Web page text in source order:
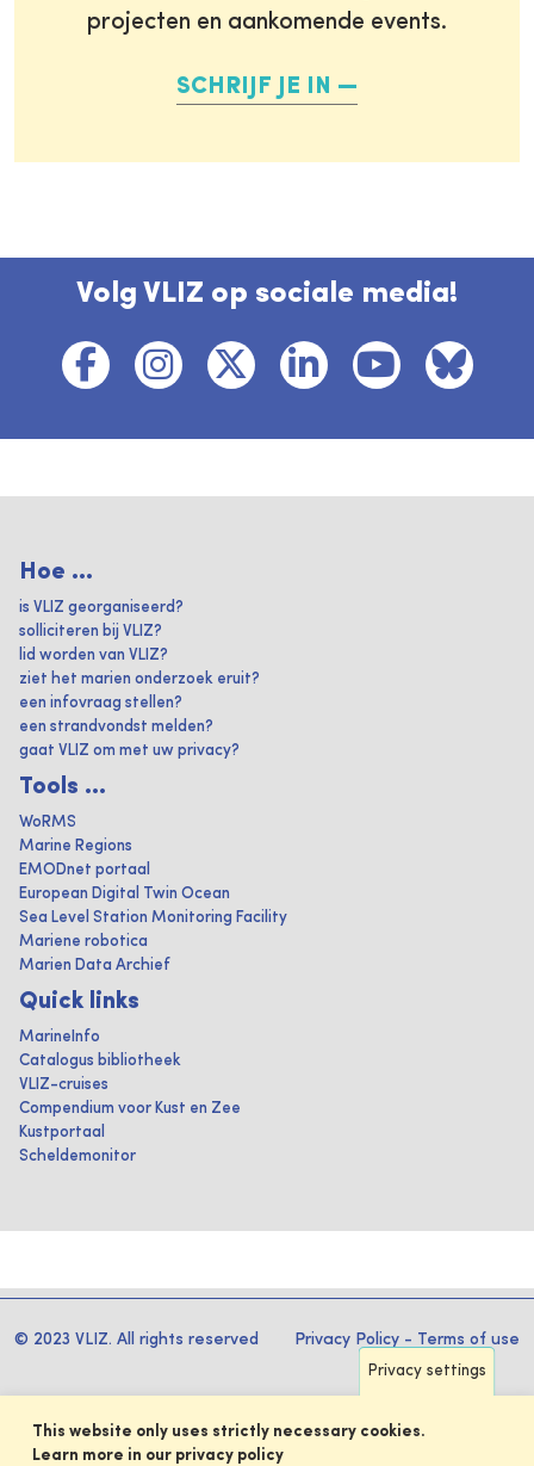
projecten en aankomende events.
SCHRIJF JE IN
Volg VLIZ op sociale media!
Hoe ...
is VLIZ georganiseerd?
solliciteren bij VLIZ?
lid worden van VLIZ?
ziet het marien onderzoek eruit?
een infovraag stellen?
een strandvondst melden?
gaat VLIZ om met uw privacy?
Tools ...
WoRMS
Marine Regions
EMODnet portaal
European Digital Twin Ocean
Sea Level Station Monitoring Facility
Mariene robotica
Marien Data Archief
Quick links
MarineInfo
Catalogus bibliotheek
VLIZ-cruises
Compendium voor Kust en Zee
Kustportaal
Scheldemonitor
© 2023 VLIZ. All rights reserved Privacy Policy - Terms of use
Privacy settings
This website only uses strictly necessary cookies.
Learn more in our privacy policy